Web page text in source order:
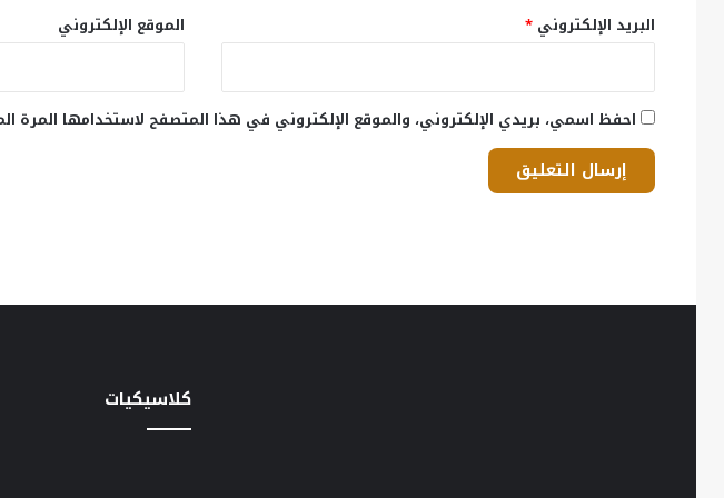
البريد الإلكتروني * الموقع الإلكتروني
احفظ اسمي، بريدي الإلكتروني، والموقع الإلكتروني في هذا المتصفح لاستخدامها المرة
كلاسيكيات